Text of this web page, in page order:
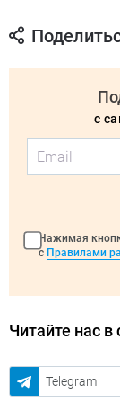
с
Нажимая
с Правилами
Читайте нас в
Telegram